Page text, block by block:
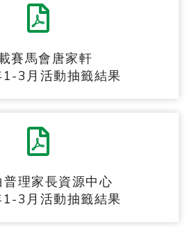
賽馬會唐家軒
3月活動抽籤結果
普理家長資源中心
3月活動抽籤結果